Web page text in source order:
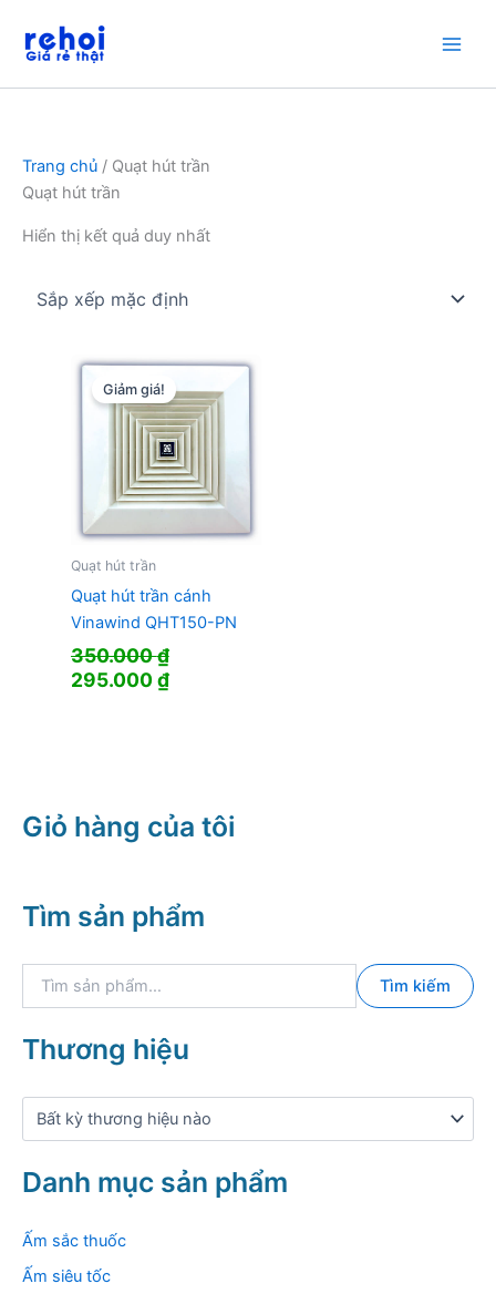
dung
Trang chủ / Quạt hút trần
Quạt hút trần
Hiển thị kết quả duy nhất
Giảm giá!
Quạt hút trần
Quạt hút trần cánh
Vinawind QHT150-PN
350.000₫
Giá
295.000₫Giá
Giỏ hàng của tôi
Tìm sản phẩm
k
Tìm kiếm
Thương hiệu
Danh mục sản phẩm
Ấm sắc thuốc
Ấm siêu tốc